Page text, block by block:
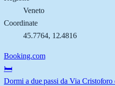
Veneto
Coordinate
45.7764, 12.4816
Booking.com
🛏️
Dormi a due passi da Via